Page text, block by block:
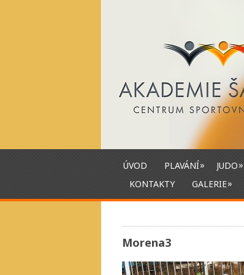
ÚVOD PLAVÁNÍ» JUDO»
KONTAKTY
GALERIE»
Morena3